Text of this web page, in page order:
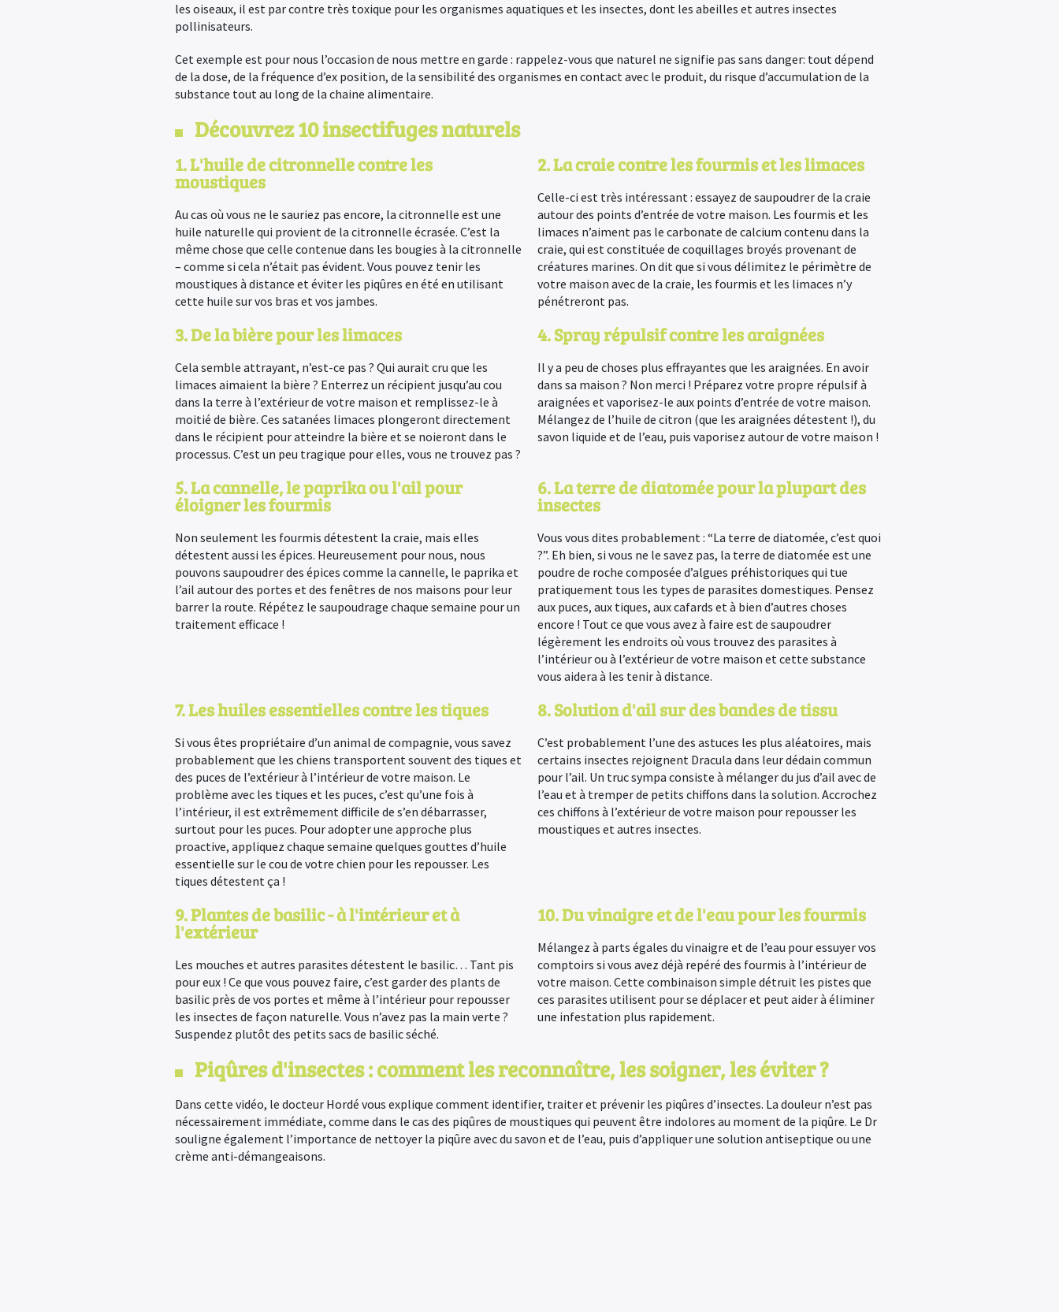
les oiseaux, il est par contre très toxique pour les organismes aquatiques et les insectes, dont les abeilles et autres insectes
pollinisateurs.
Cet exemple est pour nous l’occasion de nous mettre en garde : rappelez-vous que naturel ne signifie pas sans danger: tout dépend
de la dose, de la fréquence d’ex position, de la sensibilité des organismes en contact avec le produit, du risque d’accumulation de la
substance tout au long de la chaine alimentaire.
Découvrez 10 insectifuges naturels
1. L'huile de citronnelle contre les
moustiques
Au cas où vous ne le sauriez pas encore, la citronnelle est une
huile naturelle qui provient de la citronnelle écrasée. C’est la
même chose que celle contenue dans les bougies à la citronnelle
– comme si cela n’était pas évident. Vous pouvez tenir les
moustiques à distance et éviter les piqûres en été en utilisant
cette huile sur vos bras et vos jambes.
2. La craie contre les fourmis et les limaces
Celle-ci est très intéressant : essayez de saupoudrer de la craie
autour des points d’entrée de votre maison. Les fourmis et les
limaces n’aiment pas le carbonate de calcium contenu dans la
craie, qui est constituée de coquillages broyés provenant de
créatures marines. On dit que si vous délimitez le périmètre de
votre maison avec de la craie, les fourmis et les limaces n’y
pénétreront pas.
3. De la bière pour les limaces
Cela semble attrayant, n’est-ce pas ? Qui aurait cru que les
limaces aimaient la bière ? Enterrez un récipient jusqu’au cou
dans la terre à l’extérieur de votre maison et remplissez-le à
moitié de bière. Ces satanées limaces plongeront directement
dans le récipient pour atteindre la bière et se noieront dans le
processus. C’est un peu tragique pour elles, vous ne trouvez pas ?
4. Spray répulsif contre les araignées
Il y a peu de choses plus effrayantes que les araignées. En avoir
dans sa maison ? Non merci ! Préparez votre propre répulsif à
araignées et vaporisez-le aux points d’entrée de votre maison.
Mélangez de l’huile de citron (que les araignées détestent !), du
savon liquide et de l’eau, puis vaporisez autour de votre maison !
5. La cannelle, le paprika ou l'ail pour
éloigner les fourmis
Non seulement les fourmis détestent la craie, mais elles
détestent aussi les épices. Heureusement pour nous, nous
pouvons saupoudrer des épices comme la cannelle, le paprika et
l’ail autour des portes et des fenêtres de nos maisons pour leur
barrer la route. Répétez le saupoudrage chaque semaine pour un
traitement efficace !
6. La terre de diatomée pour la plupart des
insectes
Vous vous dites probablement : “La terre de diatomée, c’est quoi
?”. Eh bien, si vous ne le savez pas, la terre de diatomée est une
poudre de roche composée d’algues préhistoriques qui tue
pratiquement tous les types de parasites domestiques. Pensez
aux puces, aux tiques, aux cafards et à bien d’autres choses
encore ! Tout ce que vous avez à faire est de saupoudrer
légèrement les endroits où vous trouvez des parasites à
l’intérieur ou à l’extérieur de votre maison et cette substance
vous aidera à les tenir à distance.
7. Les huiles essentielles contre les tiques
Si vous êtes propriétaire d’un animal de compagnie, vous savez
probablement que les chiens transportent souvent des tiques et
des puces de l’extérieur à l’intérieur de votre maison. Le
problème avec les tiques et les puces, c’est qu’une fois à
l’intérieur, il est extrêmement difficile de s’en débarrasser,
surtout pour les puces. Pour adopter une approche plus
proactive, appliquez chaque semaine quelques gouttes d’huile
essentielle sur le cou de votre chien pour les repousser. Les
tiques détestent ça !
8. Solution d'ail sur des bandes de tissu
C’est probablement l’une des astuces les plus aléatoires, mais
certains insectes rejoignent Dracula dans leur dédain commun
pour l’ail. Un truc sympa consiste à mélanger du jus d’ail avec de
l’eau et à tremper de petits chiffons dans la solution. Accrochez
ces chiffons à l’extérieur de votre maison pour repousser les
moustiques et autres insectes.
9. Plantes de basilic - à l'intérieur et à
l'extérieur
Les mouches et autres parasites détestent le basilic… Tant pis
pour eux ! Ce que vous pouvez faire, c’est garder des plants de
basilic près de vos portes et même à l’intérieur pour repousser
les insectes de façon naturelle. Vous n’avez pas la main verte ?
Suspendez plutôt des petits sacs de basilic séché.
10. Du vinaigre et de l'eau pour les fourmis
Mélangez à parts égales du vinaigre et de l’eau pour essuyer vos
comptoirs si vous avez déjà repéré des fourmis à l’intérieur de
votre maison. Cette combinaison simple détruit les pistes que
ces parasites utilisent pour se déplacer et peut aider à éliminer
une infestation plus rapidement.
Piqûres d'insectes : comment les reconnaître, les soigner, les éviter ?
Dans cette vidéo, le docteur Hordé vous explique comment identifier, traiter et prévenir les piqûres d’insectes. La douleur n’est pas
nécessairement immédiate, comme dans le cas des piqûres de moustiques qui peuvent être indolores au moment de la piqûre. Le Dr
souligne également l’importance de nettoyer la piqûre avec du savon et de l’eau, puis d’appliquer une solution antiseptique ou une
crème anti-démangeaisons.